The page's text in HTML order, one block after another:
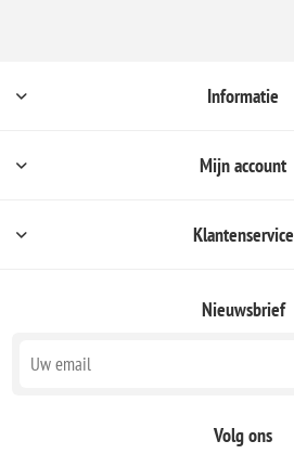
Informatie
Mijn account
Klantenservice
Nieuwsbrief
Volg ons